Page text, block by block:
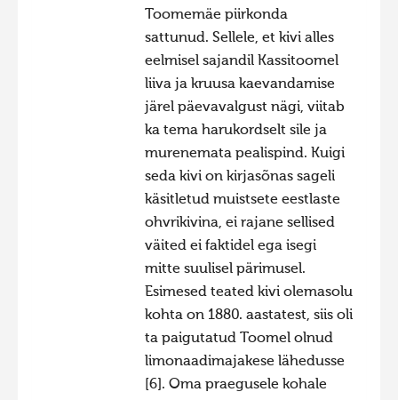
Toomemäe piirkonda
sattunud. Sellele, et kivi alles
eelmisel sajandil Kassitoomel
liiva ja kruusa kaevandamise
järel päevavalgust nägi, viitab
ka tema harukordselt sile ja
murenemata pealispind. Kuigi
seda kivi on kirjasõnas sageli
käsitletud muistsete eestlaste
ohvrikivina, ei rajane sellised
väited ei faktidel ega isegi
mitte suulisel pärimusel.
Esimesed teated kivi olemasolu
kohta on 1880. aastatest, siis oli
ta paigutatud Toomel olnud
limonaadimajakese lähedusse
[6]. Oma praegusele kohale